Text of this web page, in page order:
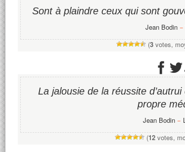
Sont à plaindre ceux qui sont
Jean Bodin −
(3 votes,
La jalousie de la réussite
propre
Jean Bodin −
(12votes,